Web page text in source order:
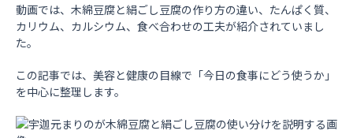
動画では、木綿豆腐と絹ごし豆腐の作り方の違い、たんぱく質、
カリウム、カルシウム、食べ合わせの工夫が紹介されていまし
た。
この記事では、美容と健康の目線で「今日の食事にどう使うか」
を中心に整理します。